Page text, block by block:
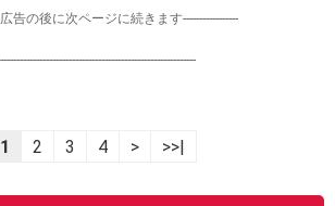
広告の後に次ページに続きます-----------------
1 2 3 4 > >>|